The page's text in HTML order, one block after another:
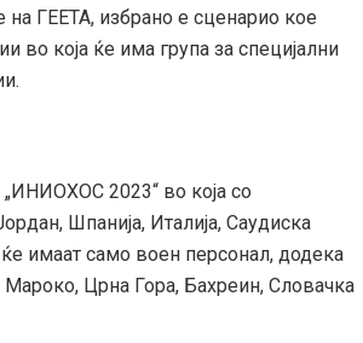
на ГЕЕТА, избрано е сценарио кое
која ќе има група за специјални
2023“ во која со
Шпанија, Италија, Саудиска
ќе имаат само воен персонал, додека
Мароко, Црна Гора, Бахреин, Словачка